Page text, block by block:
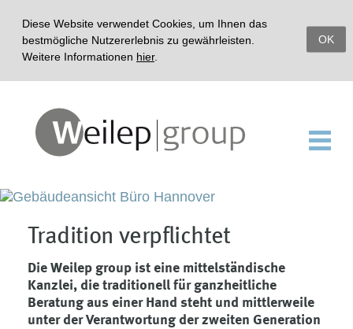
Diese Website verwendet Cookies, um Ihnen das
bestmögliche Nutzererlebnis zu gewährleisten.
Weitere Informationen hier.
OK
Tradition verpflichtet
Die Weilep group ist eine mittelständische
Kanzlei, die traditionell für ganzheitliche
Beratung aus einer Hand steht und mittlerweile
unter der Verantwortung der zweiten Generation